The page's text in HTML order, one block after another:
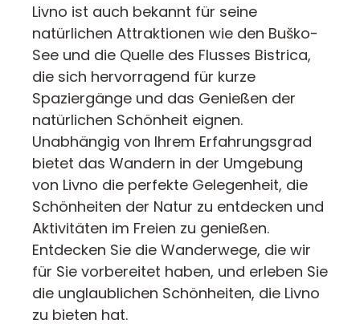
Livno ist auch bekannt für seine
natürlichen Attraktionen wie den Buško-
See und die Quelle des Flusses Bistrica,
die sich hervorragend für kurze
Spaziergänge und das Genießen der
natürlichen Schönheit eignen.
Unabhängig von Ihrem Erfahrungsgrad
bietet das Wandern in der Umgebung
von Livno die perfekte Gelegenheit, die
Schönheiten der Natur zu entdecken und
Aktivitäten im Freien zu genießen.
Entdecken Sie die Wanderwege, die wir
für Sie vorbereitet haben, und erleben Sie
die unglaublichen Schönheiten, die Livno
zu bieten hat.